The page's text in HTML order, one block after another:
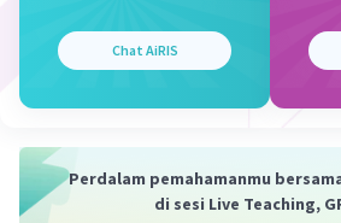
Beri Rating (0 Balas
Chat AiRIS
Perdalam pemahamanmu
di sesi Live Teaching,